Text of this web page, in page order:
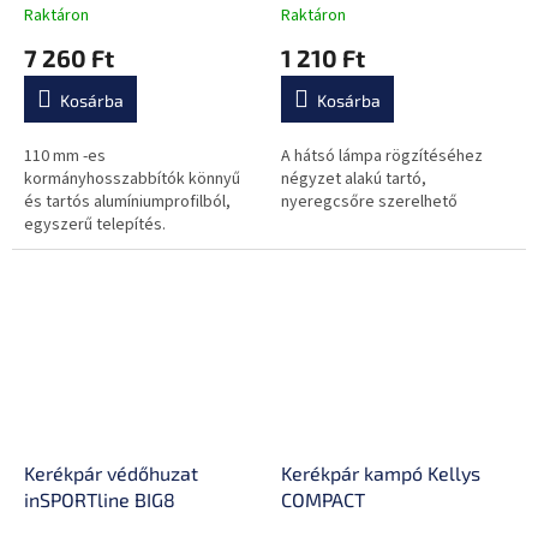
Raktáron
7 260 Ft
Kosárba
110 mm -es
kormányhosszabbítók könnyű
és tartós alumíniumprofilból,
egyszerű telepítés.
Raktáron
1 210 Ft
Kosárba
A hátsó lámpa rögzítéséhez
négyzet alakú tartó,
nyeregcsőre szerelhető
Kerékpár védőhuzat
inSPORTline BIG8
Kerékpár kampó Kellys
COMPACT